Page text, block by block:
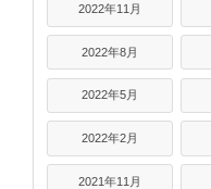
2022年11月
2022年8月
2022年5月
2022年2月
2021年11月